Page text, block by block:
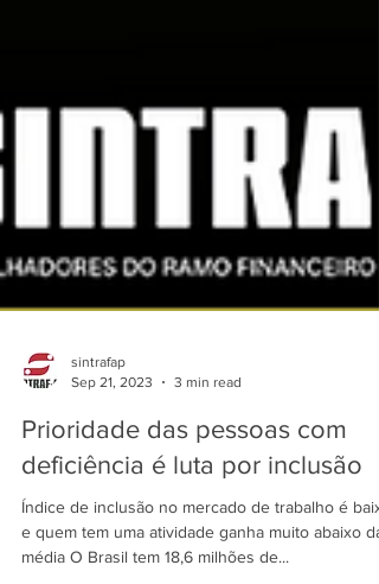
sintrafap
Prioridade das pessoas com
deficiência é luta por inclusão
Índice de inclusão no mercado de trabalho é
e quem tem uma atividade ganha muito abaixo da